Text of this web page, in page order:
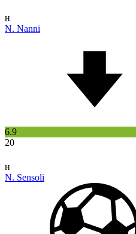
н
N. Nanni
6.9
20
н
N. Sensoli